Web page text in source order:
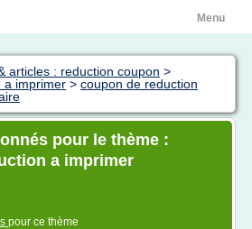
Menu
articles : reduction coupon >
a imprimer > coupon de reduction
pour le thème :
a imprimer
pour ce thème